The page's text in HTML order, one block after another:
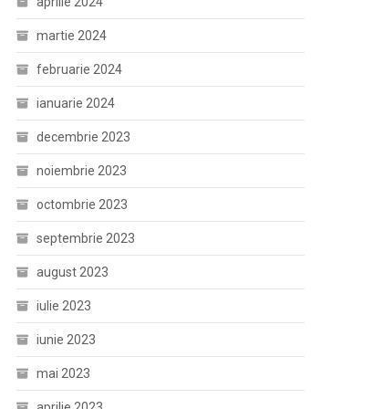
martie 2024
februarie 2024
ianuarie 2024
decembrie 2023
noiembrie 2023
octombrie 2023
septembrie 2023
august 2023
iulie 2023
iunie 2023
mai 2023